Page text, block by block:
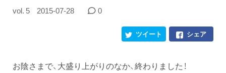
vol. 5 2015-07-28 0
シェア
ツイート
お陰さまで、大盛り上がりのなか、終わりました！